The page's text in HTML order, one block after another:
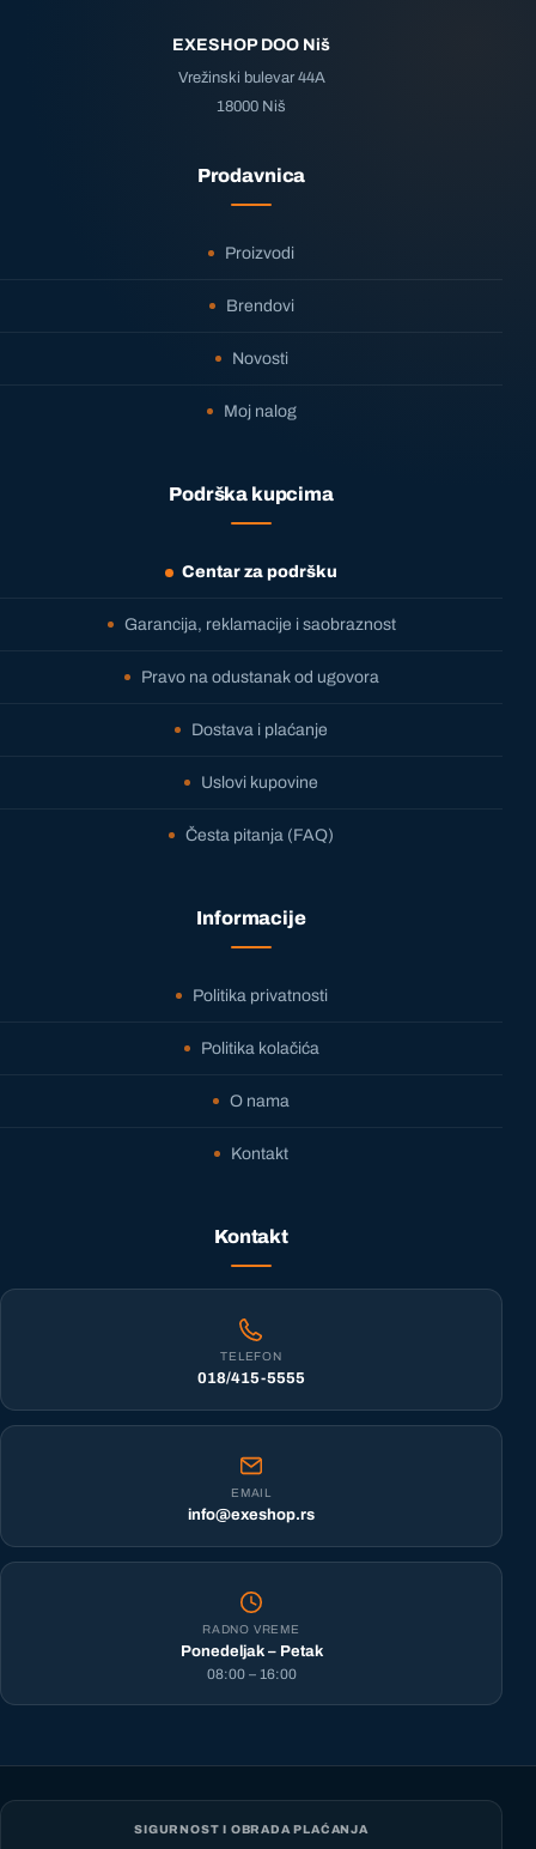
EXESHOP DOO Niš
Vrežinski bulevar 44A
18000 Niš
Prodavnica
Proizvodi
Brendovi
Novosti
Moj nalog
Podrška kupcima
Centar za podršku
Garancija, reklamacije i saobraznost
Pravo na odustanak od ugovora
Dostava i plaćanje
Uslovi kupovine
Česta pitanja (FAQ)
Informacije
Politika privatnosti
Politika kolačića
O nama
Kontakt
Kontakt
TELEFON
018/415-5555
EMAIL
info@exeshop.rs
RADNO VREME
Ponedeljak – Petak
08:00 – 16:00
SIGURNOST I OBRADA PLAĆANJA